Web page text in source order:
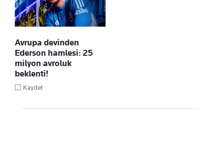
Avrupa devinden
Ederson hamlesi: 25
milyon avroluk
beklenti!
Kaydet